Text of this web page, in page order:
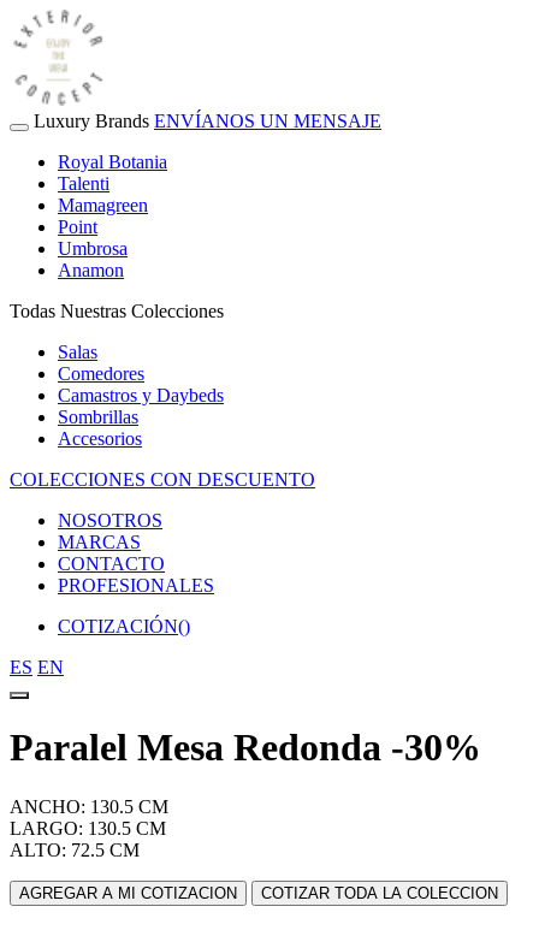
Luxury Brands ENVÍANOS UN MENSAJE
Royal Botania
Talenti
Mamagreen
Point
Umbrosa
Anamon
Todas Nuestras Colecciones
Salas
Comedores
Camastros y Daybeds
Sombrillas
Accesorios
COLECCIONES CON DESCUENTO
NOSOTROS
MARCAS
CONTACTO
PROFESIONALES
COTIZACIÓN()
ES EN
Paralel Mesa Redonda -30%
ANCHO: 130.5 CM
LARGO: 130.5 CM
ALTO: 72.5 CM
AGREGAR A MI COTIZACION COTIZAR TODA LA COLECCION